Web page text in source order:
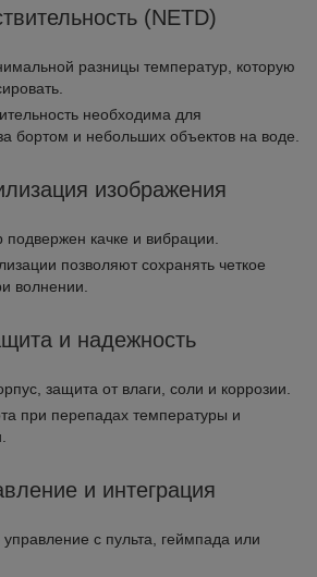
(NETD)
разницы температур, которую
необходима для
бортом и небольших объектов на воде.
изображения
качке и вибрации.
позволяют сохранять четкое
волнении.
и надежность
защита от влаги, соли и коррозии.
при перепадах температуры и
и интеграция
с пульта, геймпада или